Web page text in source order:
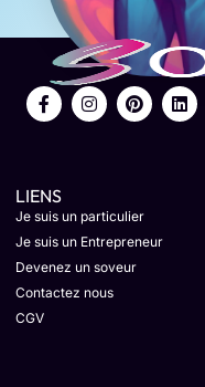
LIENS
Je suis un particulier
Je suis un Entrepreneur
Devenez un soveur
Contactez nous
CGV